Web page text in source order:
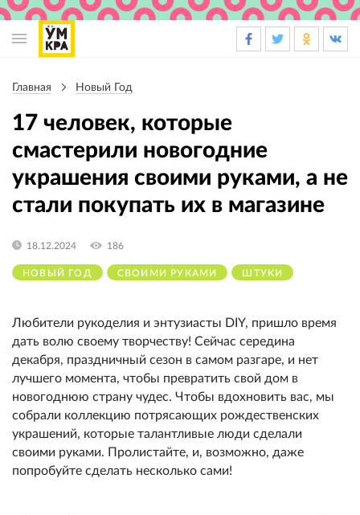
навигация
навигации
Главная Новый Год
17 человек, которые
смастерили новогодние
украшения своими руками, а не
стали покупать их в магазине
НОВЫЙ ГОД СВОИМИ РУКАМИ ШТУКИ
18.12.2024 186
Любители рукоделия и энтузиасты DIY, пришло время
дать волю своему творчеству! Сейчас середина
декабря, праздничный сезон в самом разгаре, и нет
лучшего момента, чтобы превратить свой дом в
новогоднюю страну чудес. Чтобы вдохновить вас, мы
собрали коллекцию потрясающих рождественских
украшений, которые талантливые люди сделали
своими руками. Пролистайте, и, возможно, даже
попробуйте сделать несколько сами!